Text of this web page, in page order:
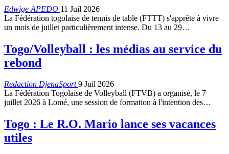
Edwige APEDO 11 Juil 2026
La Fédération togolaise de tennis de table (FTTT) s'apprête à vivre
un mois de juillet particulièrement intense. Du 13 au 29…
Togo/Volleyball : les médias au service du
rebond
Redaction DjenaSport9 Juil 2026
La Fédération Togolaise de Volleyball (FTVB) a organisé, le 7
juillet 2026 à Lomé, une session de formation à l'intention des…
Togo : Le R.O. Mario lance ses vacances
utiles